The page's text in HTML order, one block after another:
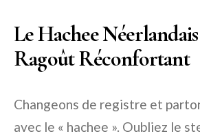
Le Hachee
Ragoût Réconfortant
Changeons de registre et
avec le « hachee ». Oubliez le